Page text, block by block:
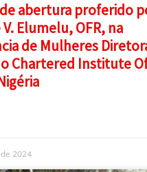
abertura proferido
V. Elumelu, OFR, na
de Mulheres
Chartered Institute
2024